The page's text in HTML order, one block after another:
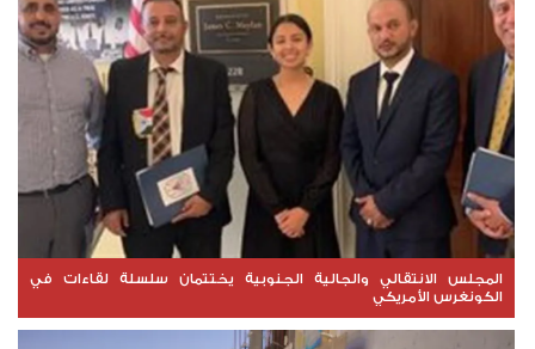
المجلس الانتقالي والجالية الجنوبية يختتمان سلسلة لقاءات في
الكونغرس الأمريكي